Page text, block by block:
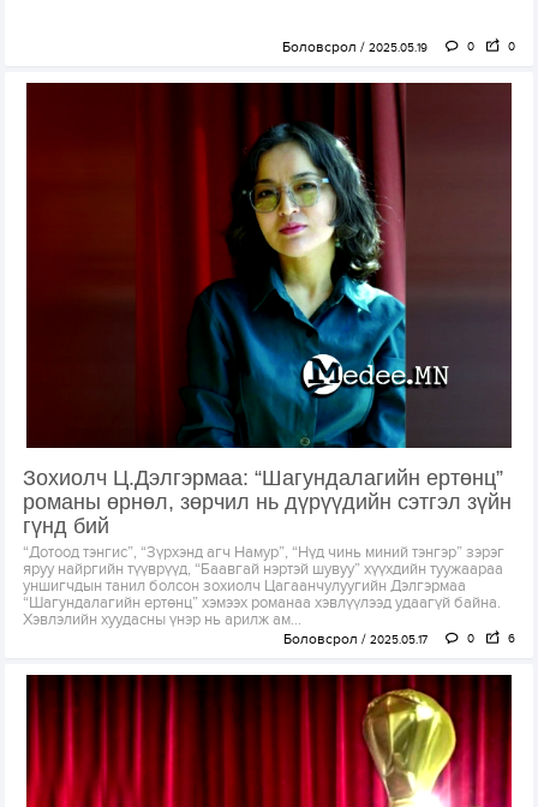
Боловсрол 2025.05.19 0 0
Зохиолч Ц.Дэлгэрмаа: “Шагундалагийн ертөнц”
романы өрнөл, зөрчил нь дүрүүдийн сэтгэл зүйн
гүнд бий
“Дотоод тэнгис”, “Зүрхэнд агч Намур”, “Нүд чинь миний тэнгэр” зэрэг
яруу найргийн түүврүүд, “Баавгай нэртэй шувуу” хүүхдийн туужаараа
уншигчдын танил болсон зохиолч Цагаанчулуугийн Дэлгэрмаа
“Шагундалагийн ертөнц” хэмээх романаа хэвлүүлээд удаагүй байна.
Хэвлэлийн хуудасны үнэр нь арилж ам...
Боловсрол 2025.05.17 0 6